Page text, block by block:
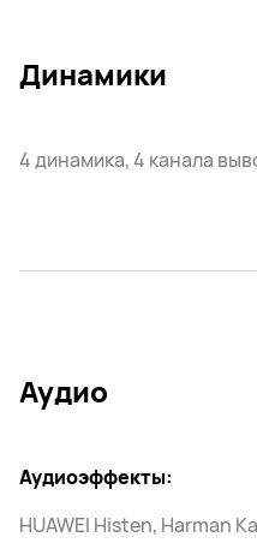
Динамики
4 динамика, 4 канала
Аудио
Аудиоэффекты:
HUAWEI Histen, Harman